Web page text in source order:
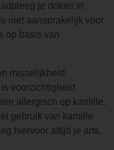
je dokter in
niet aansprakelijk voor
op basis van
misselijkheid
voorzichtigheid
allergisch op kamille.
gebruik van kamille
hiervoor altijd je arts.